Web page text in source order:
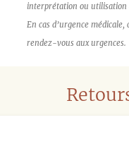
interprétation ou utilisation
En cas d’urgence
rendez-vous aux urgences.